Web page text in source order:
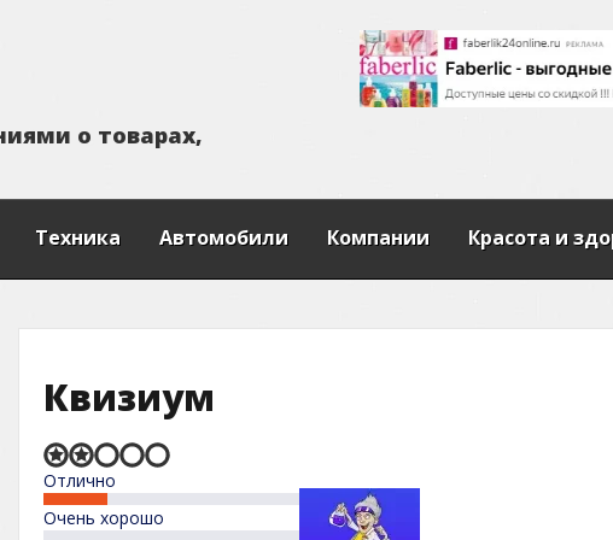
иями о товарах,
Техника Автомобили Компании Красота и
Квизиум
Rated
2,0
out
of
Отлично
Очень хорошо